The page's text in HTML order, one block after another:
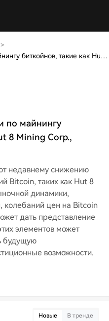
>
Почему акции компании по майнингу биткойнов, такие как Hut 8 Mining Corp., продаются?
по майнингу
8 Mining Corp.,
недавнему снижению
Bitcoin, таких как Hut 8
динамики,
колебаний цен на Bitcoin
дать представление
элементов может
будущую
возможности.
Новые В тренде